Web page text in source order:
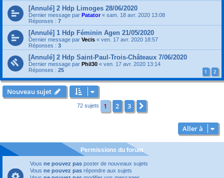
[Annulé] 2 Hdp Limoges 28/06/2020
Dernier message par Patator « sam. 18 avr. 2020 13:08
Réponses : 7
[Annulé] 1 Hdp Féminin Agen 21/05/2020
Dernier message par Vecis « ven. 17 avr. 2020 18:57
Réponses : 3
[Annulé] 2 Hdp Saint-Paul-Trois-Châteaux 7/06/2020
Dernier message par Phil30 « ven. 17 avr. 2020 13:14
Réponses : 25 1 2
Nouveau sujet
72 sujets 1 2 3
Aller à
Permissions du forum
Vous ne pouvez pas poster de nouveaux sujets
Vous ne pouvez pas répondre aux sujets